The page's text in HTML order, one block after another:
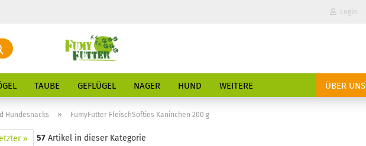
Login
Suche...
TAUBE GEFLÜGEL NAGER HUND ÜBER UNS
WEITERE
Hundesnacks » FumyFutter FleischSofties Kaninchen 200 g
» 57 Artikel in dieser Kategorie